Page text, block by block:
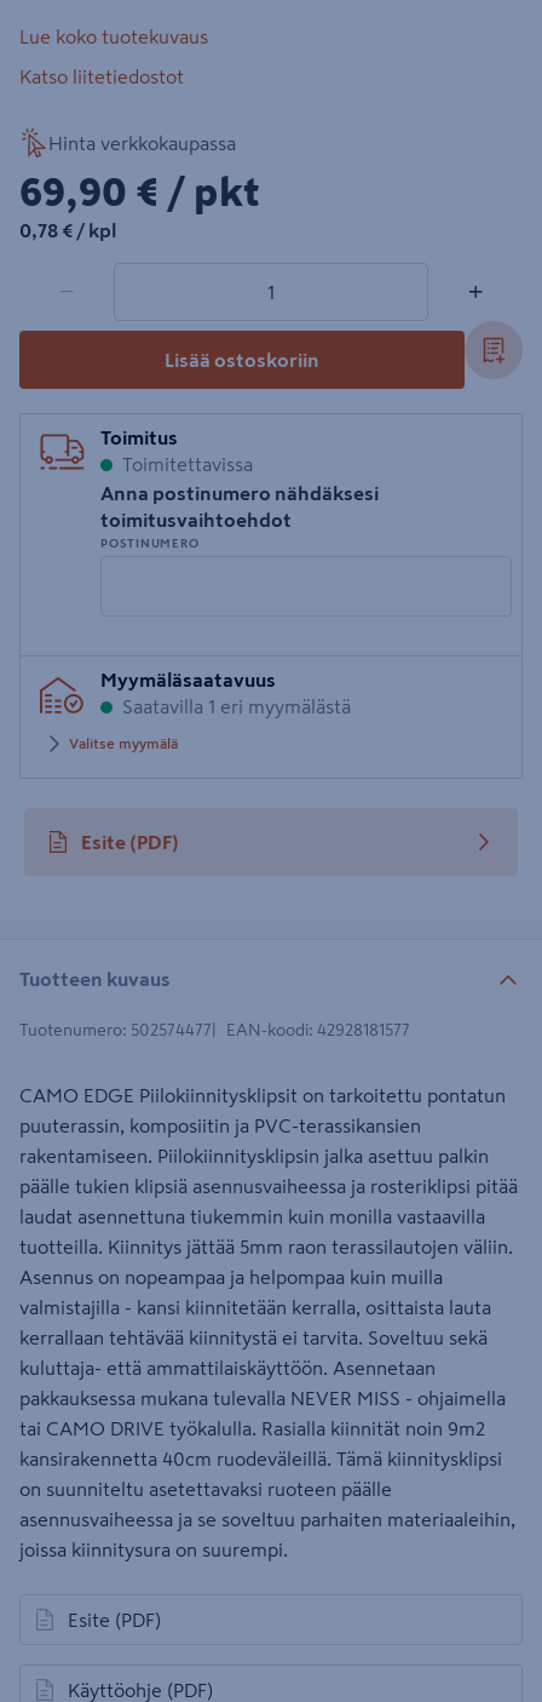
Lue koko tuotekuvaus
Katso liitetiedostot
Hinta verkkokaupassa
69,90€/pkt
69,90 € / pkt
0,78€/kpl
0,78 € / kpl
− +
Lisää ostoskoriin
Toimitus
Toimitettavissa
Anna postinumero nähdäksesi
toimitusvaihtoehdot
POSTINUMERO
postinumero
Myymäläsaatavuus
Saatavilla 1 eri myymälästä
Valitse myymälä
Esite (PDF)
avautuu uuteen välilehteen
Tuotteen kuvaus
Tuotenumero: 502574477 EAN-koodi: 42928181577
CAMO EDGE Piilokiinnitysklipsit on tarkoitettu pontatun
puuterassin, komposiitin ja PVC-terassikansien
rakentamiseen. Piilokiinnitysklipsin jalka asettuu palkin
päälle tukien klipsiä asennusvaiheessa ja rosteriklipsi pitää
laudat asennettuna tiukemmin kuin monilla vastaavilla
tuotteilla. Kiinnitys jättää 5mm raon terassilautojen väliin.
Asennus on nopeampaa ja helpompaa kuin muilla
valmistajilla - kansi kiinnitetään kerralla, osittaista lauta
kerrallaan tehtävää kiinnitystä ei tarvita. Soveltuu sekä
kuluttaja- että ammattilaiskäyttöön. Asennetaan
pakkauksessa mukana tulevalla NEVER MISS - ohjaimella
tai CAMO DRIVE työkalulla. Rasialla kiinnität noin 9m2
kansirakennetta 40cm ruodeväleillä. Tämä kiinnitysklipsi
on suunniteltu asetettavaksi ruoteen päälle
asennusvaiheessa ja se soveltuu parhaiten materiaaleihin,
joissa kiinnitysura on suurempi.
Esite (PDF)
avautuu uuteen välilehteen
Käyttöohje (PDF)